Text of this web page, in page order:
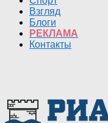
Взгляд
Блоги
РЕКЛАМА
Контакты